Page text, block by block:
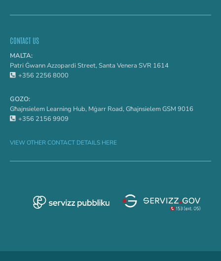
CONTACT US
MALTA:
Patri Ġwann Azzopardi Street, Santa Venera SVR 1614
+356 2256 8000
GOZO:
Għajnsielem Learning Hub, Mġarr Road, Għajnsielem GSM 9016
+356 2156 9909
VIEW OTHER CONTACT DETAILS HERE